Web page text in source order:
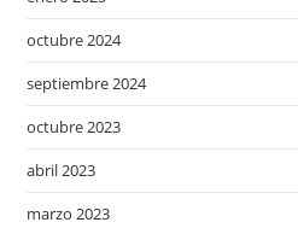
octubre 2024
septiembre 2024
octubre 2023
abril 2023
marzo 2023